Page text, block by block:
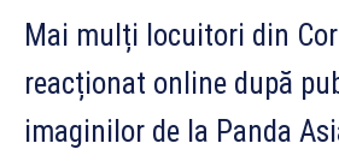
Mai mulți locuitori din
reacționat online după
imaginilor de la Panda